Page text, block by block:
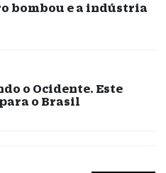
bombou e a indústria
o Ocidente. Este
o Brasil